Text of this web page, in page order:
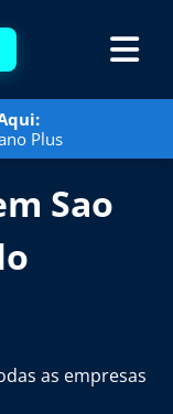
Plus
Sao
as empresas